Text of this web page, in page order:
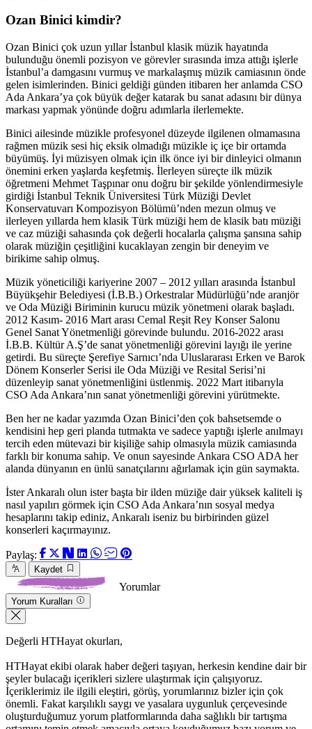
Ozan Binici kimdir?
Ozan Binici çok uzun yıllar İstanbul klasik müzik hayatında
bulunduğu önemli pozisyon ve görevler sırasında imza attığı işlerle
İstanbul’a damgasını vurmuş ve markalaşmış müzik camiasının önde
gelen isimlerinden. Binici geldiği günden itibaren her anlamda CSO
Ada Ankara’ya çok büyük değer katarak bu sanat adasını bir dünya
markası yapmak yönünde doğru adımlarla ilerlemekte.
Binici ailesinde müzikle profesyonel düzeyde ilgilenen olmamasına
rağmen müzik sesi hiç eksik olmadığı müzikle iç içe bir ortamda
büyümüş. İyi müzisyen olmak için ilk önce iyi bir dinleyici olmanın
önemini erken yaşlarda keşfetmiş. İlerleyen süreçte ilk müzik
öğretmeni Mehmet Taşpınar onu doğru bir şekilde yönlendirmesiyle
girdiği İstanbul Teknik Üniversitesi Türk Müziği Devlet
Konservatuvarı Kompozisyon Bölümü’nden mezun olmuş ve
ilerleyen yıllarda hem klasik Türk müziği hem de klasik batı müziği
ve caz müziği sahasında çok değerli hocalarla çalışma şansına sahip
olarak müziğin çeşitliğini kucaklayan zengin bir deneyim ve
birikime sahip olmuş.
Müzik yöneticiliği kariyerine 2007 – 2012 yılları arasında İstanbul
Büyükşehir Belediyesi (İ.B.B.) Orkestralar Müdürlüğü’nde aranjör
ve Oda Müziği Biriminin kurucu müzik yönetmeni olarak başladı.
2012 Kasım- 2016 Mart arası Cemal Reşit Rey Konser Salonu
Genel Sanat Yönetmenliği görevinde bulundu. 2016-2022 arası
İ.B.B. Kültür A.Ş’de sanat yönetmenliği görevini layığı ile yerine
getirdi. Bu süreçte Şerefiye Sarnıcı’nda Uluslararası Erken ve Barok
Dönem Konserler Serisi ile Oda Müziği ve Resital Serisi’ni
düzenleyip sanat yönetmenliğini üstlenmiş. 2022 Mart itibarıyla
CSO Ada Ankara’nın sanat yönetmenliği görevini yürütmekte.
Ben her ne kadar yazımda Ozan Binici’den çok bahsetsemde o
kendisini hep geri planda tutmakta ve sadece yaptığı işlerle anılmayı
tercih eden mütevazi bir kişiliğe sahip olmasıyla müzik camiasında
farklı bir konuma sahip. Ve onun sayesinde Ankara CSO ADA her
alanda dünyanın en ünlü sanatçılarını ağırlamak için gün saymakta.
İster Ankaralı olun ister başta bir ilden müziğe dair yüksek kaliteli iş
nasıl yapılırı görmek için CSO Ada Ankara’nın sosyal medya
hesaplarını takip ediniz, Ankaralı iseniz bu birbirinden güzel
konserleri kaçırmayınız.
Paylaş:
Kaydet
Yorumlar
Yorum Kuralları
Değerli HTHayat okurları,
HTHayat ekibi olarak haber değeri taşıyan, herkesin kendine dair bir
şeyler bulacağı içerikleri sizlere ulaştırmak için çalışıyoruz.
İçeriklerimiz ile ilgili eleştiri, görüş, yorumlarınız bizler için çok
önemli. Fakat karşılıklı saygı ve yasalara uygunluk çerçevesinde
oluşturduğumuz yorum platformlarında daha sağlıklı bir tartışma